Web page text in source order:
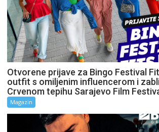
Otvorene prijave za Bingo Festival
outfit s omiljenim influencerom i
Crvenom tepihu Sarajevo Film
Magazin